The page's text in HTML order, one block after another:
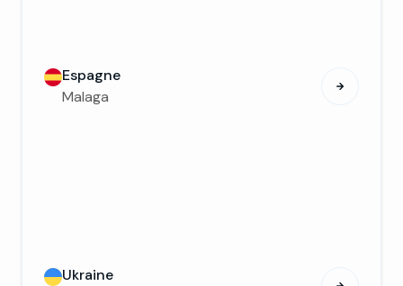
Espagne
Malaga
Ukraine